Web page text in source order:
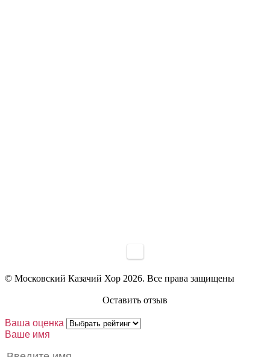
© Московский Казачий Хор 2026. Все права защищены
Оставить отзыв
Ваша оценка
Ваше имя